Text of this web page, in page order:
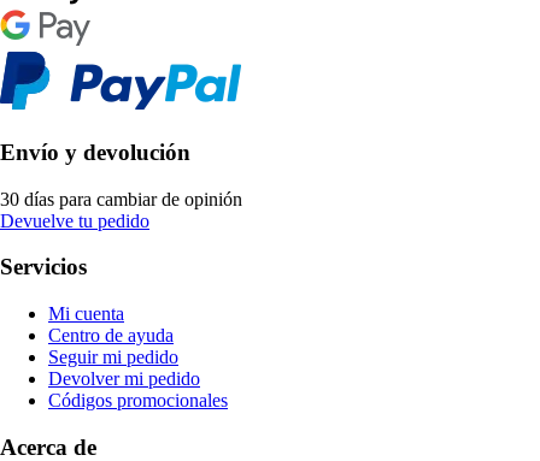
Envío y devolución
30 días para cambiar de opinión
Devuelve tu pedido
Servicios
Mi cuenta
Centro de ayuda
Seguir mi pedido
Devolver mi pedido
Códigos promocionales
Acerca de